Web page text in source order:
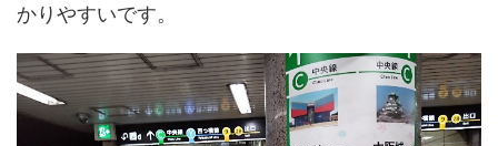
かりやすいです。